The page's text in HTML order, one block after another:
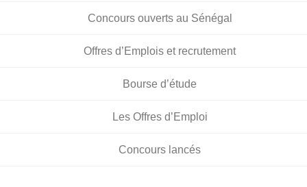
Concours ouverts au Sénégal
Offres d’Emplois et recrutement
Bourse d’étude
Les Offres d’Emploi
Concours lancés